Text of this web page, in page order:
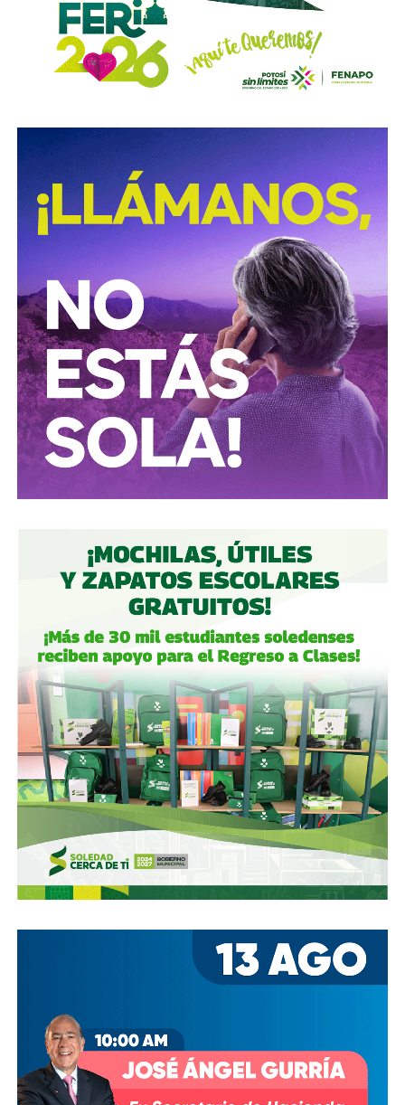
con el propósito de evitar que se cumplan las
obligaciones alimentarias.
Para estas conductas se contempla una sanción de seis
meses a tres años de prisión, además de una sanción
Medida y Actualización (UMA).
La iniciativa fue turnada a la Comisión Primera de Justicia
para su análisis y dictamen correspondiente.
También lee:
Cuauhtli Badillo pide a alcaldes denunciar
movimientos ligados al huachicol